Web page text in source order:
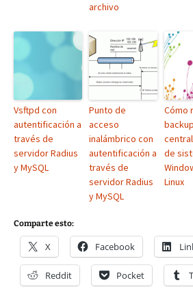
archivo
Vsftpd con
autentificación a
través de
servidor Radius
y MySQL
Punto de
acceso
inalámbrico con
autentificación a
través de
servidor Radius
y MySQL
Cómo
de
Linux
Comparte esto:
X Facebook
Reddit Pocket